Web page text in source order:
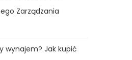
Zarządzania
wynajem? Jak kupić